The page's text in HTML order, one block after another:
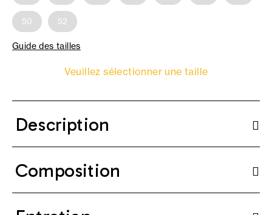
50 52
Guide des tailles
Veuillez sélectionner une taille
Description
Composition